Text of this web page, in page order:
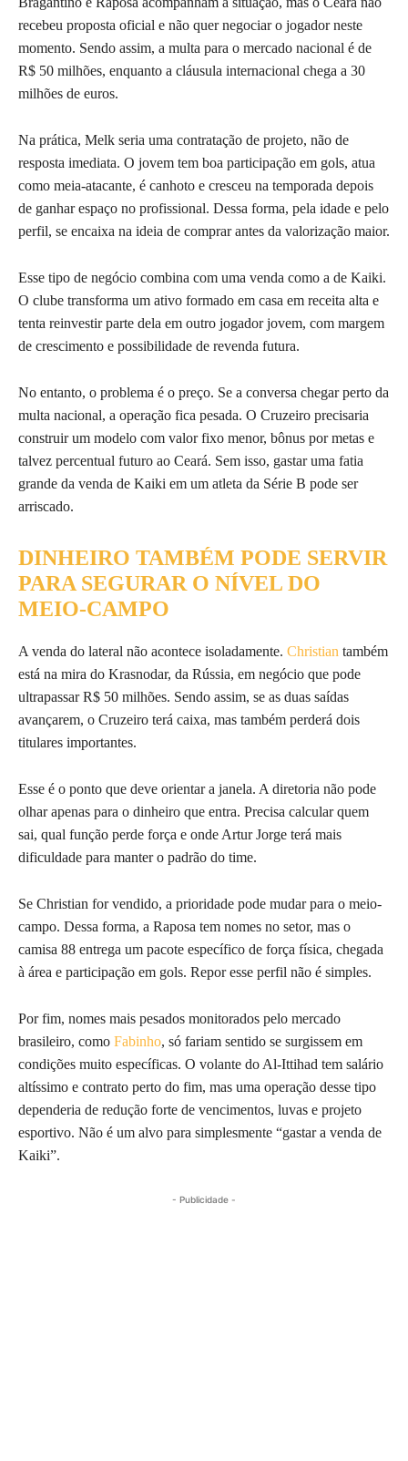
recebeu proposta oficial e não quer negociar o jogador neste
momento. Sendo assim, a multa para o mercado nacional é de
R$ 50 milhões, enquanto a cláusula internacional chega a 30
milhões de euros.
Na prática, Melk seria uma contratação de projeto, não de
resposta imediata. O jovem tem boa participação em gols, atua
como meia-atacante, é canhoto e cresceu na temporada depois
de ganhar espaço no profissional. Dessa forma, pela idade e pelo
perfil, se encaixa na ideia de comprar antes da valorização maior.
Esse tipo de negócio combina com uma venda como a de Kaiki.
O clube transforma um ativo formado em casa em receita alta e
tenta reinvestir parte dela em outro jogador jovem, com margem
de crescimento e possibilidade de revenda futura.
No entanto, o problema é o preço. Se a conversa chegar perto da
multa nacional, a operação fica pesada. O Cruzeiro precisaria
construir um modelo com valor fixo menor, bônus por metas e
talvez percentual futuro ao Ceará. Sem isso, gastar uma fatia
grande da venda de Kaiki em um atleta da Série B pode ser
arriscado.
DINHEIRO TAMBÉM PODE SERVIR
PARA SEGURAR O NÍVEL DO
MEIO-CAMPO
A venda do lateral não acontece isoladamente. Christian também
está na mira do Krasnodar, da Rússia, em negócio que pode
ultrapassar R$ 50 milhões. Sendo assim, se as duas saídas
avançarem, o Cruzeiro terá caixa, mas também perderá dois
titulares importantes.
Esse é o ponto que deve orientar a janela. A diretoria não pode
olhar apenas para o dinheiro que entra. Precisa calcular quem
sai, qual função perde força e onde Artur Jorge terá mais
dificuldade para manter o padrão do time.
Se Christian for vendido, a prioridade pode mudar para o meio-
campo. Dessa forma, a Raposa tem nomes no setor, mas o
camisa 88 entrega um pacote específico de força física, chegada
à área e participação em gols. Repor esse perfil não é simples.
Por fim, nomes mais pesados monitorados pelo mercado
brasileiro, como Fabinho, só fariam sentido se surgissem em
condições muito específicas. O volante do Al-Ittihad tem salário
altíssimo e contrato perto do fim, mas uma operação desse tipo
dependeria de redução forte de vencimentos, luvas e projeto
esportivo. Não é um alvo para simplesmente “gastar a venda de
Kaiki”.
- Publicidade -